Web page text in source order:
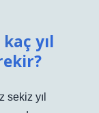
yıl
sekiz yıl